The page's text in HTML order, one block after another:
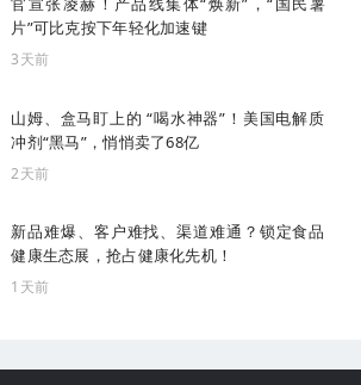
片”可比克按下年轻化加速键
3天前
山姆、盒马盯上的 “喝水神器”！美国电解质
冲剂“黑马”，悄悄卖了68亿
2天前
新品难爆、客户难找、渠道难通？锁定食品
健康生态展，抢占健康化先机！
1天前